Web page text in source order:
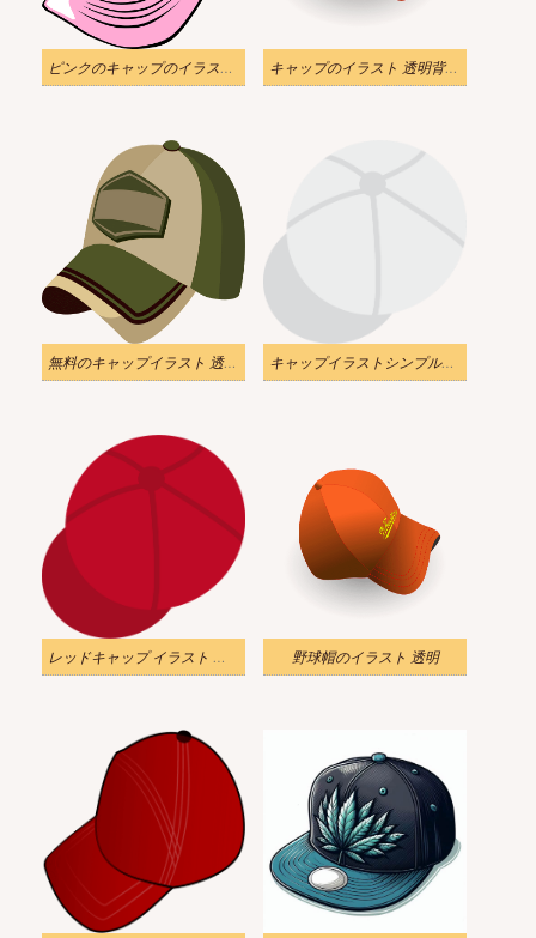
ピンクのキャップのイラスト 透明 キャップのイラスト 透明背景をダウンロード
無料のキャップイラスト 透明な背景 キャップイラストシンプルダウンロード
レッドキャップ イラスト 透過無料 野球帽のイラスト 透明